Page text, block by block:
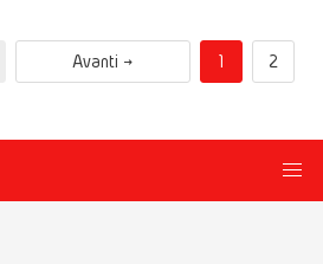
Avanti → 1 2